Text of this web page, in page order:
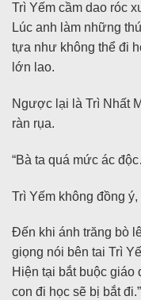
Trì Yếm cầm dao róc
Lúc anh làm những
tựa như không thể đi
lớn lao.
Ngược lại là Trì Nhất
ràn rụa.
“Bà ta quá mức ác
Trì Yếm không đồng
Đến khi ánh trăng bò
giọng nói bên tai Trì
Hiện tại bắt buộc giáo
con đi học sẽ bị bắt đi.”